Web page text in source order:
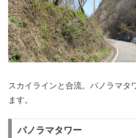
スカイラインと合流。パノラマタ
ます。
パノラマタワー